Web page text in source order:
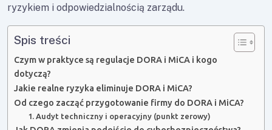
ryzykiem i odpowiedzialnością zarządu.
Spis treści
Czym w praktyce są regulacje DORA i MiCA i kogo
dotyczą?
Jakie realne ryzyka eliminuje DORA i MiCA?
Od czego zacząć przygotowanie firmy do DORA i MiCA?
1. Audyt techniczny i operacyjny (punkt zerowy)